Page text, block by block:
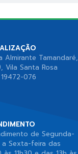
Almirante Tamandaré,
Vila Santa Rosa
19472-076
de Segunda-
a Sexta-feira das